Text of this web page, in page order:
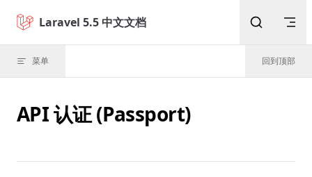
Skip to content
Laravel 5.5 中文文档
菜单 回到顶部
API 认证 (Passport)